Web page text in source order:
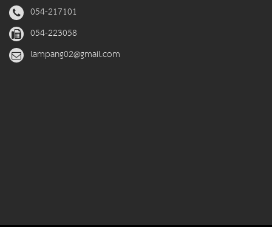
054-217101
054-223058
lampang02@gmail.com